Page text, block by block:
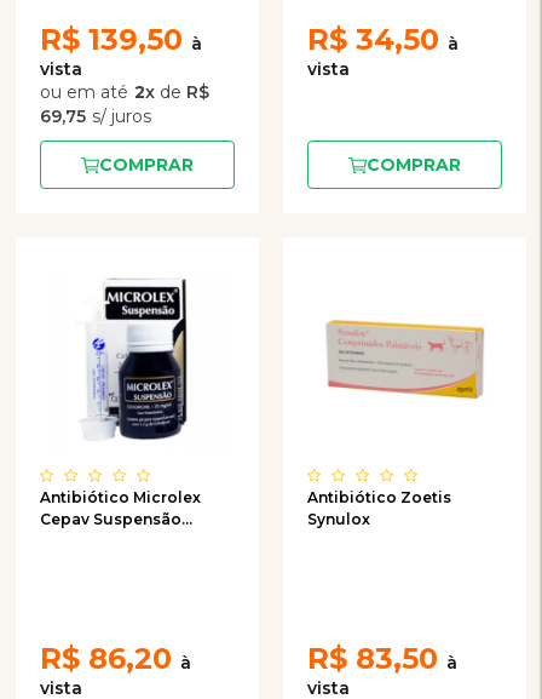
R$ 139,50
2x de R$
69,75
COMPRAR
R$ 34,50
COMPRAR
Antibiótico Microlex
Cepav Suspensão
R$ 86,20
Antibiótico Zoetis
Synulox
R$ 83,50